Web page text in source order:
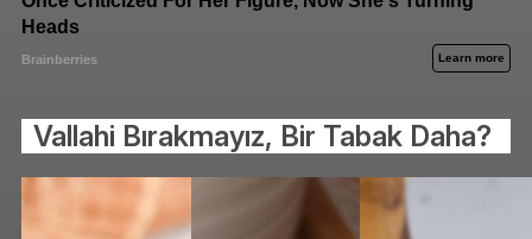
Vallahi Bırakmayız, Bir Tabak Daha?